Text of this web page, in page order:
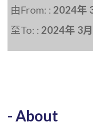
由From: : 2024年
至To: : 2024年 3
About